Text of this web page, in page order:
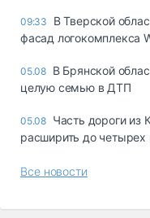
09:33
В Тверской
фасад логокомплекса
05.08 В Брянской
целую семью в ДТП
05.08 Часть дороги из
расширить до четырех
Все новости